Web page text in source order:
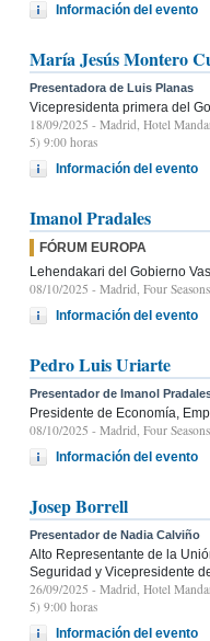
Información del evento
María Jesús Montero
Presentadora de Luis Planas
Vicepresidenta primera del
18/09/2025 - Madrid, Hotel
5) 9:00 horas
Información del evento
Imanol Pradales
FÓRUM EUROPA
Lehendakari del Gobierno
08/10/2025 - Madrid, Four
Información del evento
Pedro Luis Uriarte
Presentador de Imanol
Presidente de Economía,
08/10/2025 - Madrid, Four
Información del evento
Josep Borrell
Presentador de Nadia Calviño
Alto Representante de la
Seguridad y Vicepresidente
26/09/2025 - Madrid, Hotel
5) 9:00 horas
Información del evento